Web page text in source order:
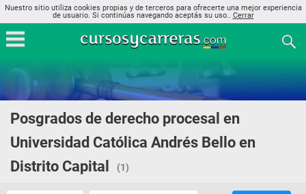
Nuestro sitio utiliza cookies propias y de terceros para ofrecerte una mejor experiencia
de usuario. Si continúas navegando aceptás su uso.. Cerrar
Posgrados de derecho procesal en
Universidad Católica Andrés Bello en
Distrito Capital
(1)